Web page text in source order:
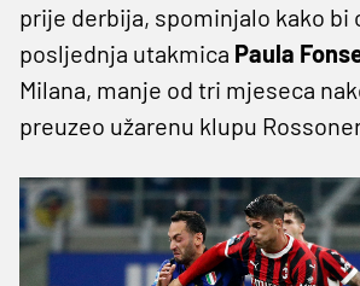
prije derbija, spominjalo kako bi
posljednja utakmica Paula
Milana, manje od tri mjeseca
preuzeo užarenu klupu